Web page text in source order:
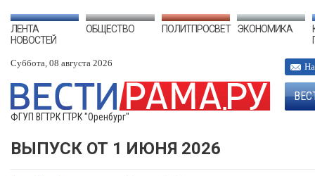
ЛЕНТА
НОВОСТЕЙ
ОБЩЕСТВО ПОЛИТПРОСВЕТ ЭКОНОМИКА
Суббота, 08 августа 2026
ФГУП ВГТРК ГТРК "Оренбург"
ВЫПУСК ОТ 1 ИЮНЯ 2026